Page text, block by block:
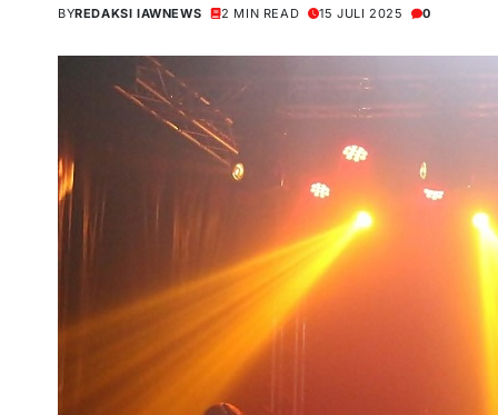
BYREDAKSI IAWNEWS 2 MIN READ 15 JULI 2025 0